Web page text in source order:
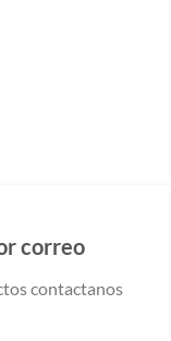
correo
contactanos